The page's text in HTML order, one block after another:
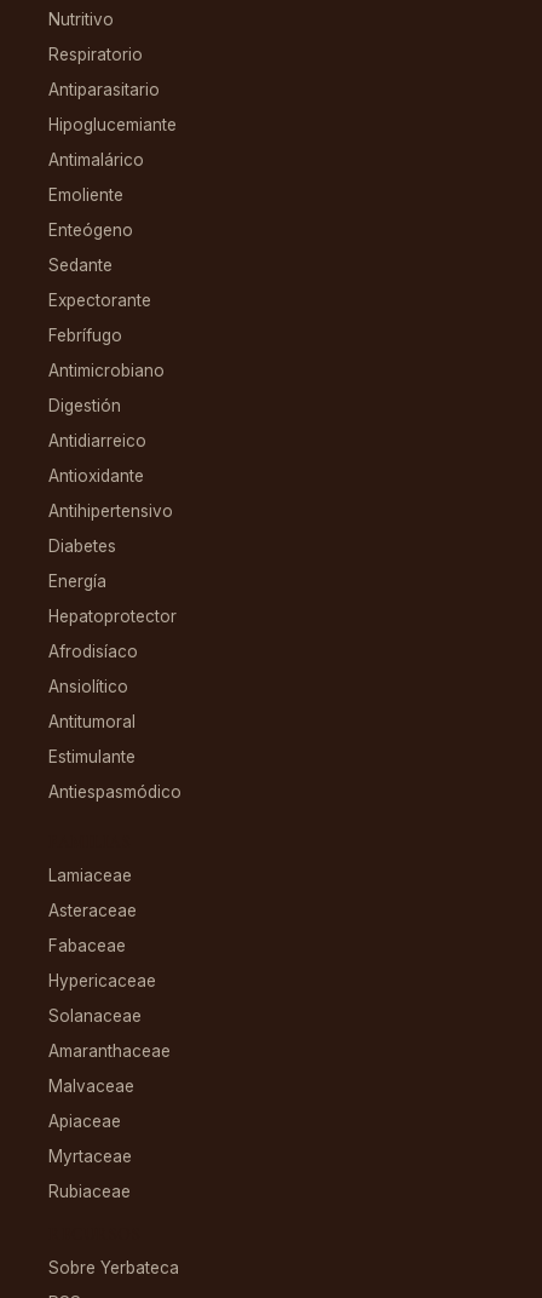
Nutritivo
Respiratorio
Antiparasitario
Hipoglucemiante
Antimalárico
Emoliente
Enteógeno
Sedante
Expectorante
Febrífugo
Antimicrobiano
Digestión
Antidiarreico
Antioxidante
Antihipertensivo
Diabetes
Energía
Hepatoprotector
Afrodisíaco
Ansiolítico
Antitumoral
Estimulante
Antiespasmódico
Lamiaceae
Asteraceae
Fabaceae
Hypericaceae
Solanaceae
Amaranthaceae
Malvaceae
Apiaceae
Myrtaceae
Rubiaceae
Sobre Yerbateca